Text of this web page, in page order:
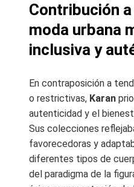
Contribución a
moda urbana
inclusiva y
En contraposición a
o restrictivas, Karan
autenticidad y el
Sus colecciones
favorecedoras y
diferentes tipos de
del paradigma de la